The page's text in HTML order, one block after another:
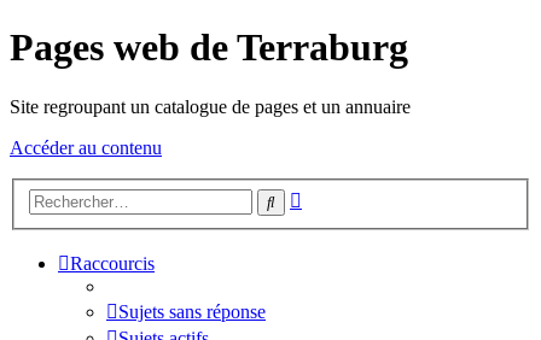
Pages web de Terraburg
Site regroupant un catalogue de pages et un annuaire
Accéder au contenu
Rechercher
Raccourcis
Sujets sans réponse